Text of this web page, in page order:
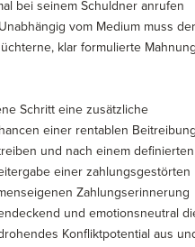
bei seinem Schuldner anrufen
vom Medium muss der
klar formulierte Mahnung
Schritt eine zusätzliche
einer rentablen
und nach einem definierten
einer zahlungsgestörten
Zahlungserinnerung
und emotionsneutral
Konfliktpotential aus